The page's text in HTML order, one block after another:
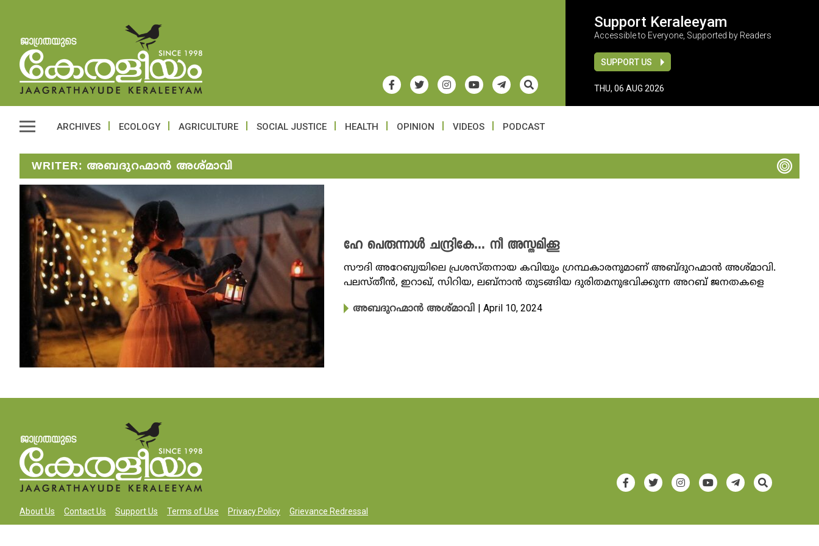
Support Keraleeyam
Accessible to Everyone, Supported by Readers
SUPPORT US
THU, 06 AUG 2026
ARCHIVES ECOLOGY AGRICULTURE SOCIAL JUSTICE HEALTH OPINION VIDEOS PODCAST
WRITER: അബദുറഹ്മാൻ അശ്മാവി
ഹേ പെരുന്നാൾ ചന്ദ്രികേ… നീ അസ്തമിക്കൂ
സൗദി അറേബ്യയിലെ പ്രശസ്തനായ കവിയും ഗ്രന്ഥകാരനുമാണ് അബ്ദുറഹ്മാൻ അശ്മാവി.
പലസ്തീൻ, ഇറാഖ്, സിറിയ, ലബ്നാൻ തുടങ്ങിയ ദുരിതമനുഭവിക്കുന്ന അറബ് ജനതകളെ
അബദുറഹ്മാൻ അശ്മാവി | April 10, 2024
About Us Contact Us Support Us Terms of Use Privacy Policy Grievance Redressal